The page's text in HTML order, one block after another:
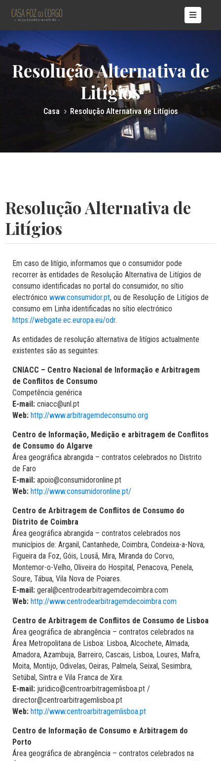
Resolução Alternativa de
Litígios
Casa Resolução Alternativa de Litígios
Resolução Alternativa de
Litígios
Em caso de litígio, informamos que o consumidor pode
recorrer às entidades de Resolução Alternativa de Litígios de
consumo identificadas no portal do consumidor, no sítio
electrónico www.consumidor.pt, ou de Resolução de Litígios de
consumo em Linha identificadas no sítio electrónico
https://webgate.ec.europa.eu/odr.
As entidades de resolução alternativa de litígios actualmente
existentes são as seguintes:
CNIACC – Centro Nacional de Informação e Arbitragem
de Conflitos de Consumo
Competência genérica
E-mail: cniacc@unl.pt
Web: http://www.arbitragemdeconsumo.org
Centro de Informação, Medição e arbitragem de Conflitos
de Consumo do Algarve
Área geográfica abrangida – contratos celebrados no Distrito
de Faro
E-mail: apoio@consumidoronline.pt
Web: http://www.consumidoronline.pt/
Centro de Arbitragem de Conflitos de Consumo do
Distrito de Coimbra
Área geográfica abrangida – contratos celebrados nos
municípios de: Arganil, Cantanhede, Coimbra, Condeixa-a-Nova,
Figueira da Foz, Góis, Lousã, Mira, Miranda do Corvo,
Montemor-o-Velho, Oliveira do Hospital, Penacova, Penela,
Soure, Tábua, Vila Nova de Poiares.
E-mail: geral@centrodearbitragemdecoimbra.com
Web: http://www.centrodearbitragemdecoimbra.com
Centro de Arbitragem de Conflitos de Consumo de Lisboa
Área geográfica de abrangência – contratos celebrados na
Área Metropolitana de Lisboa: Lisboa, Alcochete, Almada,
Amadora, Azambuja, Barreiro, Cascais, Lisboa, Loures, Mafra,
Moita, Montijo, Odivelas, Oeiras, Palmela, Seixal, Sesimbra,
Setúbal, Sintra e Vila Franca de Xira.
E-mail: juridico@centroarbitragemlisboa.pt /
director@centroarbitragemlisboa.pt
Web: http://www.centroarbitragemlisboa.pt
Centro de Informação de Consumo e Arbitragem do
Porto
Área geográfica de abrangência – contratos celebrados na